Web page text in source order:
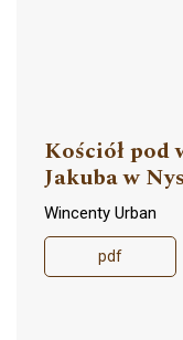
Kościół pod
Jakuba w
Wincenty Urban
pdf